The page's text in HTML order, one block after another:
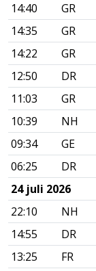
14:40
GR
14:35
GR
14:22
GR
12:50
DR
11:03
GR
10:39
NH
09:34
GE
06:25
DR
24 juli 2026
22:10
NH
14:55
DR
13:25
FR